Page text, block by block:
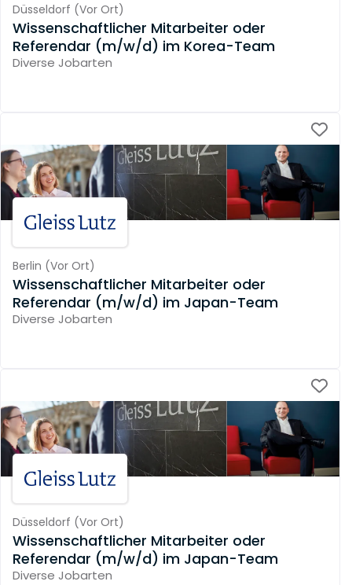
Düsseldorf (Vor Ort)
Wissenschaftlicher Mitarbeiter oder
Referendar (m/w/d) im Korea-Team
Diverse Jobarten
Berlin (Vor Ort)
Wissenschaftlicher Mitarbeiter oder
Referendar (m/w/d) im Japan-Team
Diverse Jobarten
Düsseldorf (Vor Ort)
Wissenschaftlicher Mitarbeiter oder
Referendar (m/w/d) im Japan-Team
Diverse Jobarten